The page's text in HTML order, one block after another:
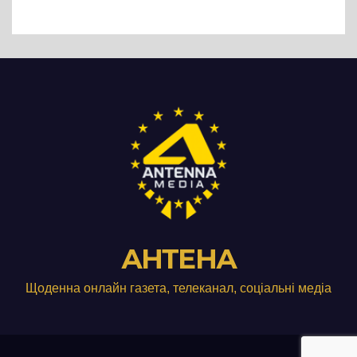
АНТЕНА
Щоденна онлайн газета, телеканал, соціальні медіа